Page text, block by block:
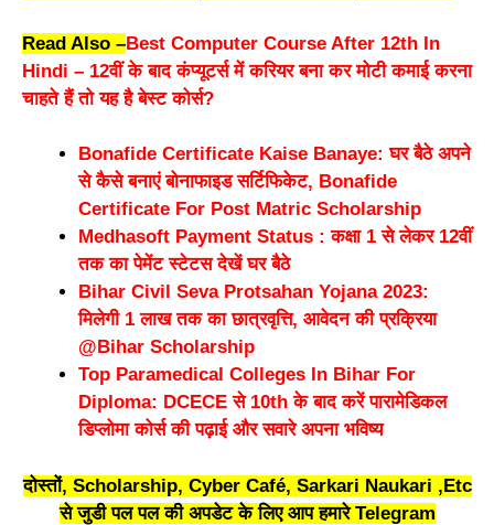
Read Also –Best Computer Course After 12th In
Hindi – 12वीं के बाद कंप्यूटर्स में करियर बना कर मोटी कमाई करना
चाहते हैं तो यह है बेस्ट कोर्स?
Bonafide Certificate Kaise Banaye: घर बैठे अपने
से कैसे बनाएं बोनाफाइड सर्टिफिकेट, Bonafide
Certificate For Post Matric Scholarship
Medhasoft Payment Status : कक्षा 1 से लेकर 12वीं
तक का पेमेंट स्टेटस देखें घर बैठे
Bihar Civil Seva Protsahan Yojana 2023:
मिलेगी 1 लाख तक का छात्रवृत्ति, आवेदन की प्रक्रिया
@Bihar Scholarship
Top Paramedical Colleges In Bihar For
Diploma: DCECE से 10th के बाद करें पारामेडिकल
डिप्लोमा कोर्स की पढ़ाई और सवारे अपना भविष्य
दोस्तों, Scholarship, Cyber Café, Sarkari Naukari ,Etc
से जुडी पल पल की अपडेट के लिए आप हमारे Telegram